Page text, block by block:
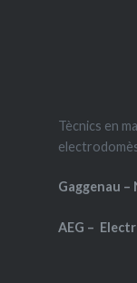
Tècnics en
Gaggenau –
AEG –